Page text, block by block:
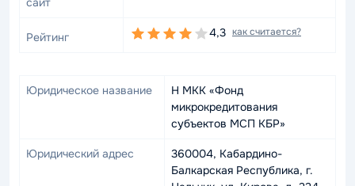
Рейтинг 4,3 как считается?
Юридическое название
Н МКК «Фонд
микрокредитования
субъектов МСП КБР»
Юридический адрес
360004, Кабардино-
Балкарская Республика, г.